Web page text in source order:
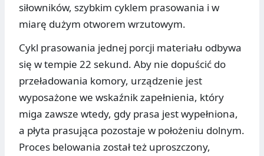
siłowników, szybkim cyklem prasowania i w
miarę dużym otworem wrzutowym.
Cykl prasowania jednej porcji materiału odbywa
się w tempie 22 sekund. Aby nie dopuścić do
przeładowania komory, urządzenie jest
wyposażone we wskaźnik zapełnienia, który
miga zawsze wtedy, gdy prasa jest wypełniona,
a płyta prasująca pozostaje w położeniu dolnym.
Proces belowania został też uproszczony,